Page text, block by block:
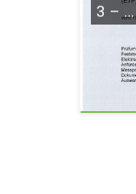
3 – …